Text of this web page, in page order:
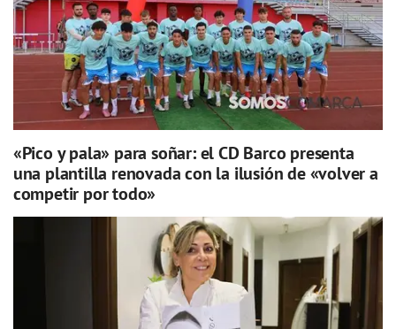
«Pico y pala» para soñar: el CD Barco presenta
una plantilla renovada con la ilusión de «volver a
competir por todo»